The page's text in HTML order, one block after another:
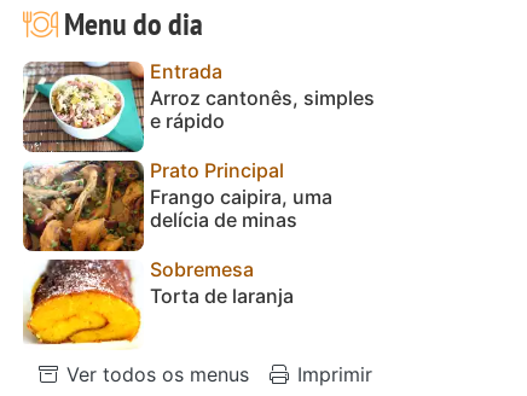
Menu do dia
Entrada
Arroz cantonês, simples
e rápido
Prato Principal
Frango caipira, uma
delícia de minas
Sobremesa
Torta de laranja
Ver todos os menus Imprimir